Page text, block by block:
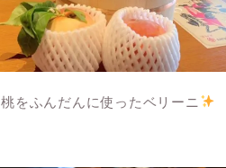
桃をふんだんに使ったベリーニ